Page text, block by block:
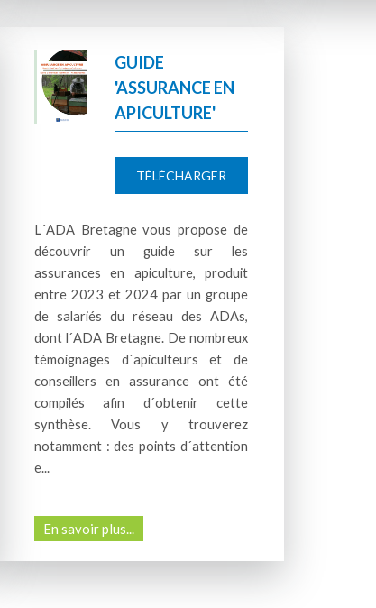
GUIDE
'ASSURANCE EN
APICULTURE'
TÉLÉCHARGER
L´ADA Bretagne vous propose de
découvrir un guide sur les
assurances en apiculture, produit
entre 2023 et 2024 par un groupe
de salariés du réseau des ADAs,
dont l´ADA Bretagne. De nombreux
témoignages d´apiculteurs et de
conseillers en assurance ont été
compilés afin d´obtenir cette
synthèse. Vous y trouverez
notamment : des points d´attention
e...
En savoir plus...